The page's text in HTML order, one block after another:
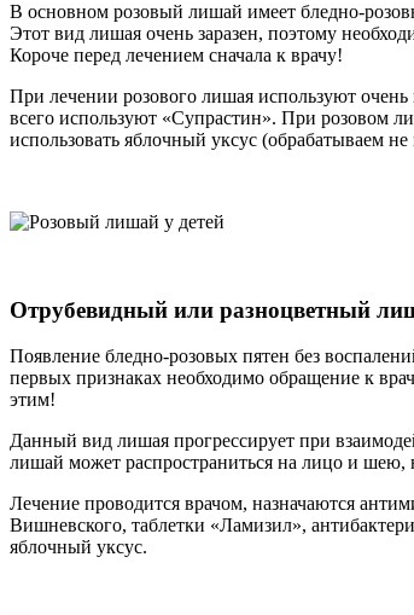
В основном розовый лишай имеет бледно-
Этот вид лишая очень заразен, поэтому
Короче перед лечением сначала к врачу!
При лечении розового лишая используют
всего используют «Супрастин». При розовом
использовать яблочный уксус (обрабатываем
Отрубевидный или разноцветный
Появление бледно-розовых пятен без
первых признаках необходимо обращение к
этим!
Данный вид лишая прогрессирует при
лишай может распространиться на лицо и шею,
Лечение проводится врачом, назначаются
Вишневского, таблетки «Ламизил»,
яблочный уксус.